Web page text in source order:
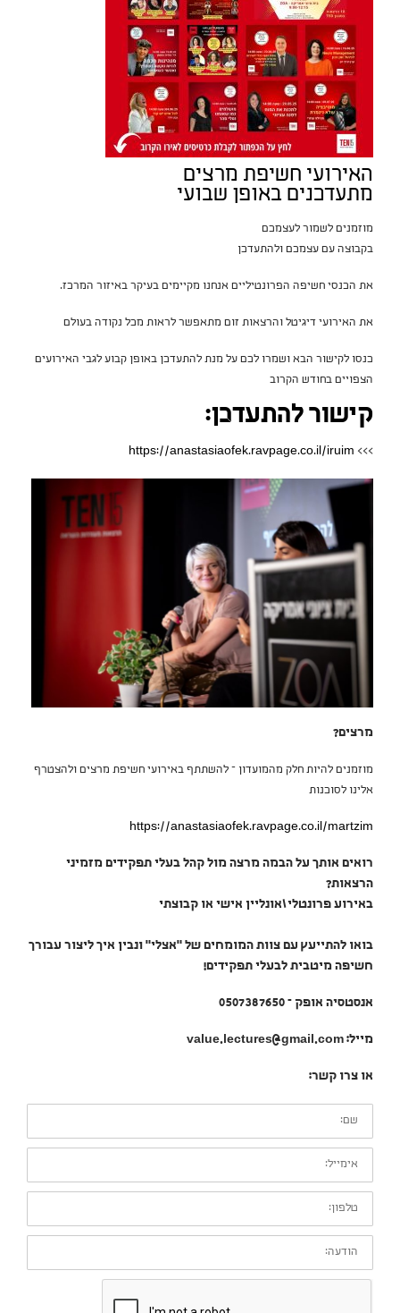
האירועי חשיפת מרצים
מתעדכנים באופן שבועי
מוזמנים לשמור לעצמכם
בקבוצה עם עצמכם ולהתעדכן
את הכנסי חשיפה הפרונטיליים אנחנו מקיימים בעיקר באיזור המרכז.
את האירועי דיגיטל והרצאות זום מתאפשר לראות מכל נקודה בעולם
כנסו לקישור הבא ושמרו לכם על מנת להתעדכן באופן קבוע לגבי האירועים
הצפויים בחודש הקרוב
קישור להתעדכן:
>>>
מרצים?
מוזמנים להיות חלק מהמועדון – להשתתף באירועי חשיפת מרצים ולהצטרף
אלינו לסוכנות
https://anastasiaofek.ravpage.co.il/martzim
רואים אותך על הבמה מרצה מול קהל בעלי תפקידים מזמיני
הרצאות?
באירוע פרונטלי\אונליין אישי או קבוצתי
בואו להתייעץ עם צוות המומחים של "אצלי" ונבין איך ליצור עבורך
חשיפה מיטבית לבעלי תפקידים!
אנסטסיה אופק – 0507387650
מייל: value.lectures@gmail.com
או צרו קשר:
שם:
אימייל:
טלפון:
הודעה: